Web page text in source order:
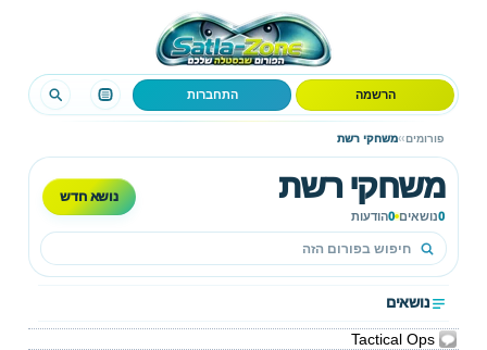
הרשמה התחברות
פורומים›
›משחקי רשת
משחקי רשת
0נושאים 0הודעות
נושא חדש
נושאים
Tactical Ops